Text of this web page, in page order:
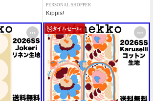
PERSONAL SHOPPER
Kippis!
タイムセール